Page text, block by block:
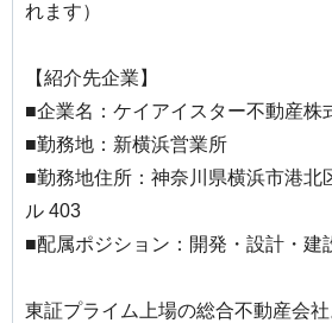
れます）
【紹介先企業】
■企業名：ケイアイスター不動産株
■勤務地：新横浜営業所
■勤務地住所：神奈川県横浜市港北
ル 403
■配属ポジション：開発・設計・建
東証プライム上場の総合不動産会社